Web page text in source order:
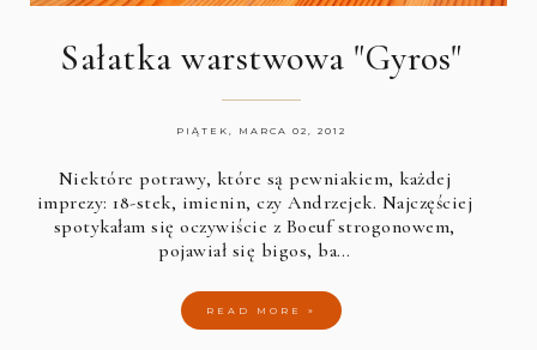
Sałatka warstwowa "Gyros"
PIĄTEK, MARCA 02, 2012
Niektóre potrawy, które są pewniakiem, każdej
imprezy: 18-stek, imienin, czy Andrzejek. Najczęściej
spotykałam się oczywiście z Boeuf strogonowem,
pojawiał się bigos, ba…
READ MORE »